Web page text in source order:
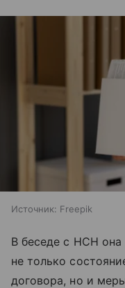
Источник: Freepik
В беседе с НСН она
не только
договора, но и